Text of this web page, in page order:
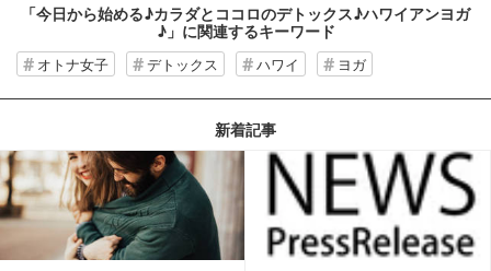
「今日から始める♪カラダとココロのデトックス♪ハワイアンヨガ
♪」 に関連するキーワード
オトナ女子 デトックス ハワイ ヨガ
新着記事